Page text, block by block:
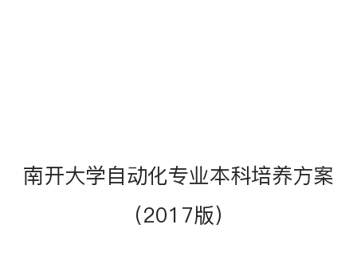
南开大学自动化专业本科培养方案
（2017版）